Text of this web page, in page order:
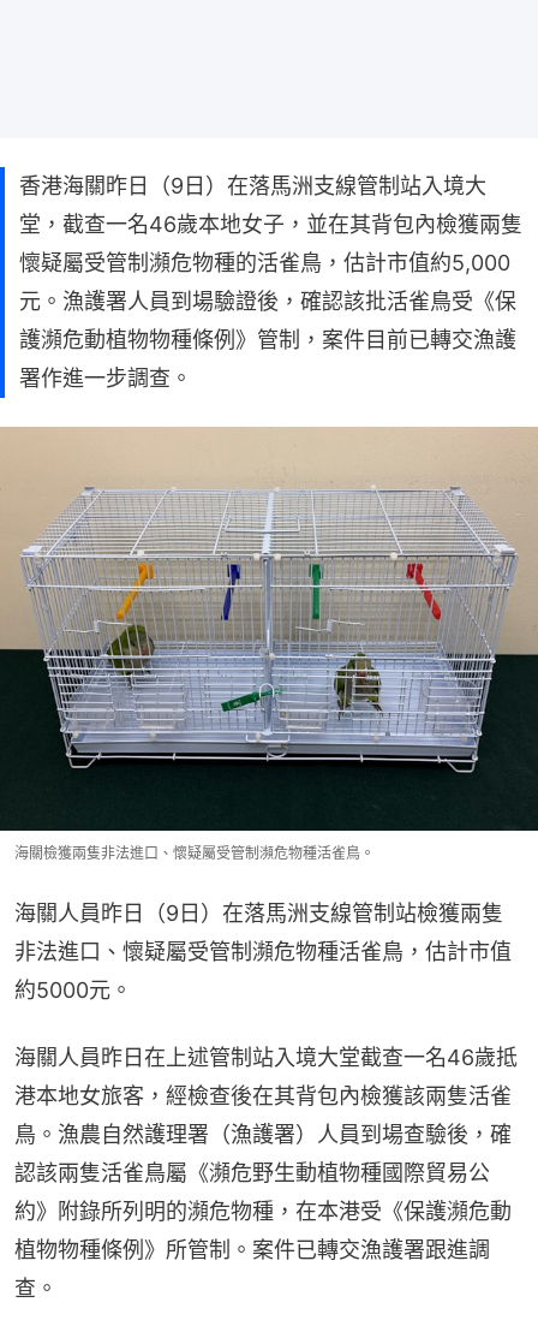
香港海關昨日（9日）在落馬洲支線管制站入境大
堂，截查一名46歲本地女子，並在其背包內檢獲兩隻
懷疑屬受管制瀕危物種的活雀鳥，估計市值約5,000
元。漁護署人員到場驗證後，確認該批活雀鳥受《保
護瀕危動植物物種條例》管制，案件目前已轉交漁護
署作進一步調查。
海關檢獲兩隻非法進口、懷疑屬受管制瀕危物種活雀鳥。
海關人員昨日（9日）在落馬洲支線管制站檢獲兩隻
非法進口、懷疑屬受管制瀕危物種活雀鳥，估計市值
約5000元。
海關人員昨日在上述管制站入境大堂截查一名46歲抵
港本地女旅客，經檢查後在其背包內檢獲該兩隻活雀
鳥。漁農自然護理署（漁護署）人員到場查驗後，確
認該兩隻活雀鳥屬《瀕危野生動植物種國際貿易公
約》附錄所列明的瀕危物種，在本港受《保護瀕危動
植物物種條例》所管制。案件已轉交漁護署跟進調
查。